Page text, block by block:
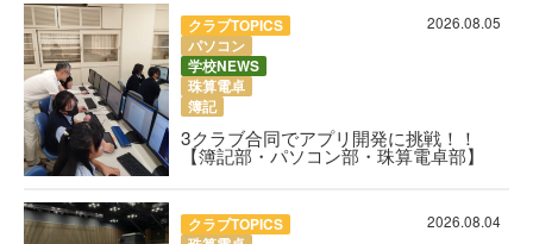
クラブTOPICS
パソコン
学校NEWS
珠算電卓
簿記
2026.08.05
3クラブ合同でアプリ開発に挑戦！！
【簿記部・パソコン部・珠算電卓部】
クラブTOPICS
2026.08.04